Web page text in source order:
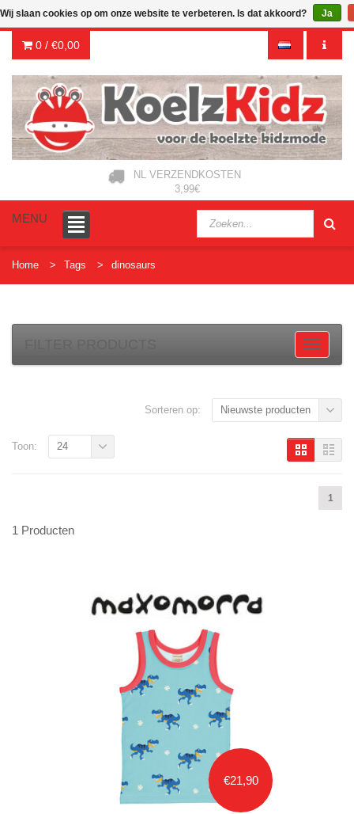
0 / €0,00
NL VERZENDKOSTEN
3,99€
MENU
Home Tags dinosaurs
Sorteren op: Nieuwste producten
1
Toon: 24
1 Producten
€21,90
Wij slaan cookies op om onze website te verbeteren. Is dat akkoord? Ja